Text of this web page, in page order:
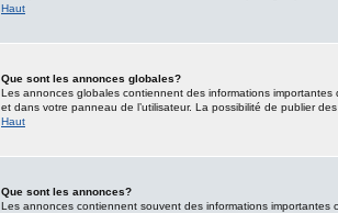
Haut
Que sont les annonces globales?
Les annonces globales contiennent des informations
et dans votre panneau de l’utilisateur. La possibilité de publier
Haut
Que sont les annonces?
Les annonces contiennent souvent des informations